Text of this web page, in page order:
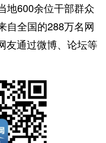
地600余位干部群众
自全国的288万名网
友通过微博、论坛等